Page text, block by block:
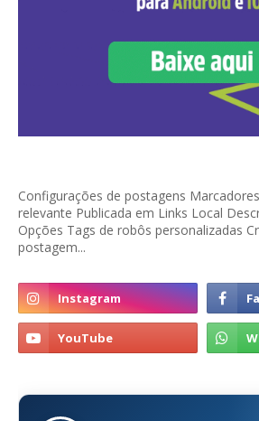
Configurações de postagens
relevante Publicada em Links Local
Opções Tags de robôs personalizadas
postagem...